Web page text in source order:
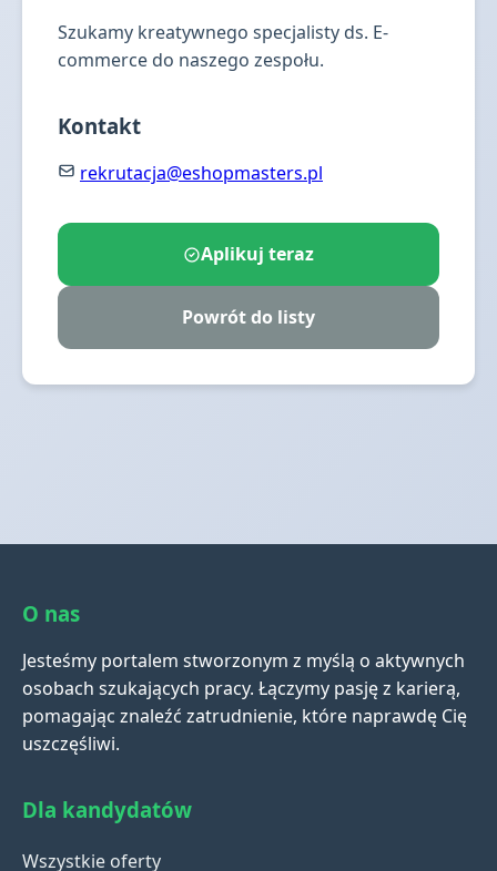
Szukamy kreatywnego specjalisty ds. E-
commerce do naszego zespołu.
Kontakt
rekrutacja@eshopmasters.pl
Aplikuj teraz
Powrót do listy
O nas
Jesteśmy portalem stworzonym z myślą o aktywnych
osobach szukających pracy. Łączymy pasję z karierą,
pomagając znaleźć zatrudnienie, które naprawdę Cię
uszczęśliwi.
Dla kandydatów
Wszystkie oferty